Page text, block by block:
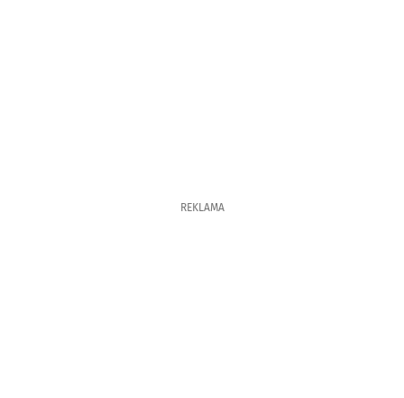
REKLAMA